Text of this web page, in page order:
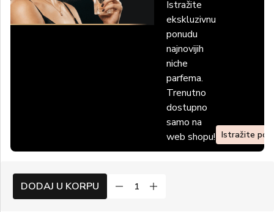
Istražite
ekskluzivnu
ponudu
najnovijih
niche
parfema.
Trenutno
dostupno
samo na
web shopu! Istražite
DODAJ U KORPU